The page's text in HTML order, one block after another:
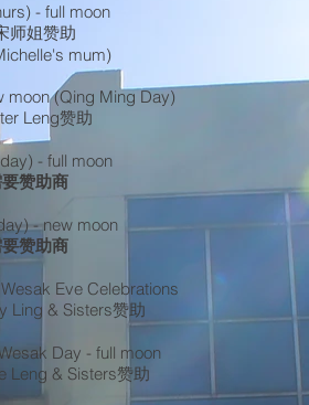
- full moon
师姐赞助
mum)
moon (Qing Ming Day)
Leng赞助
- full moon
赞助商
- new moon
赞助商
Eve Celebrations
Ling & Sisters赞助
Day - full moon
Leng & Sisters赞助